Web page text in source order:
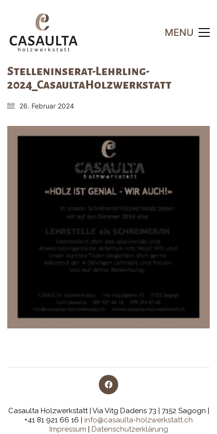
MENU
Stelleninserat-Lehrling-
2024_CasaultaHolzwerkstatt
26. Februar 2024
Casaulta Holzwerkstatt | Via Vitg Dadens 73 | 7152 Sagogn |
+41 81 921 66 16 | info@casaulta-holzwerkstatt.ch
Impressum | Datenschutzerklärung